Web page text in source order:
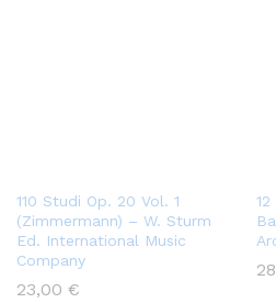
110 Studi Op. 20 Vol. 1
(Zimmermann) – W. Sturm
Ed. International Music
Company
23,00 €